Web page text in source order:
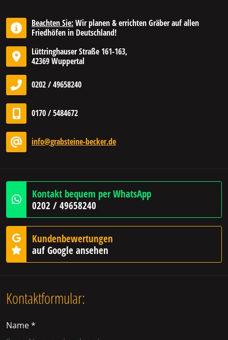
Beachten Sie:Wir planen & errichten Gräber auf allen
Friedhöfen in Deutschland!
Lüttringhauser Straße 161-163,
42369 Wuppertal
0202 / 49658240
0170 / 5484672
info@grabsteine-becker.de
Kontakt bequem per WhatsApp
0202 / 49658240
Kundenbewertungen
auf Google ansehen
Kontaktformular:
Name *